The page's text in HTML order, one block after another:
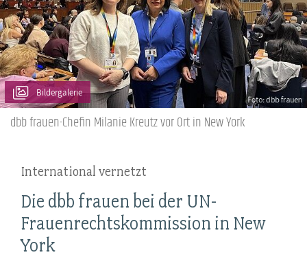
Bildergalerie
dbb frauen-Chefin Milanie Kreutz vor Ort in New York
International vernetzt
Die dbb frauen bei der UN-
Frauenrechtskommission in New
York